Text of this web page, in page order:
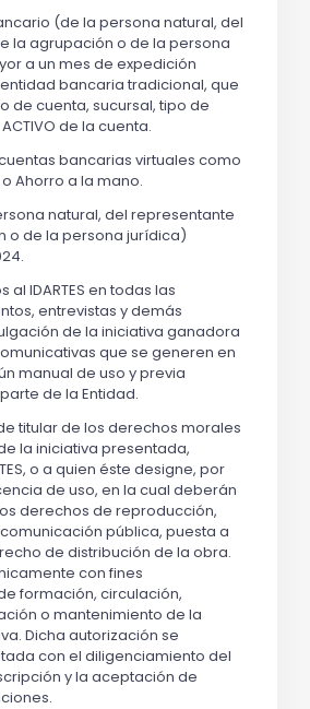
(de la persona natural, del
la agrupación o de la persona
a un mes de expedición
bancaria tradicional, que
de cuenta, sucursal, tipo de
de la cuenta.
bancarias virtuales como
Ahorro a la mano.
natural, del representante
o de la persona jurídica)
al IDARTES en todas las
entrevistas y demás
de la iniciativa ganadora
que se generen en
manual de uso y previa
de la Entidad.
titular de los derechos morales
la iniciativa presentada,
o a quien éste designe, por
de uso, en la cual deberán
derechos de reproducción,
pública, puesta a
de distribución de la obra.
con fines
formación, circulación,
o mantenimiento de la
Dicha autorización se
con el diligenciamiento del
y la aceptación de